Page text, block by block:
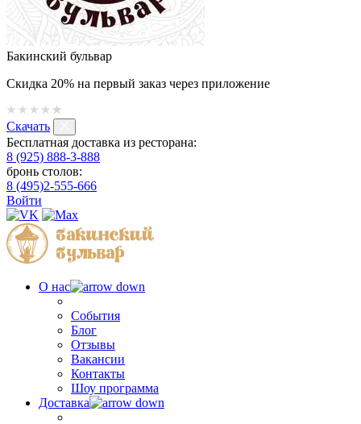
Бакинский бульвар
Скидка 20% на первый заказ через приложение
Скачать
Бесплатная доставка из ресторана:
8 (925) 888-3-888
бронь столов:
8 (495)2-555-666
Войти
О нас
События
Блог
Отзывы
Вакансии
Контакты
Шоу программа
Доставка